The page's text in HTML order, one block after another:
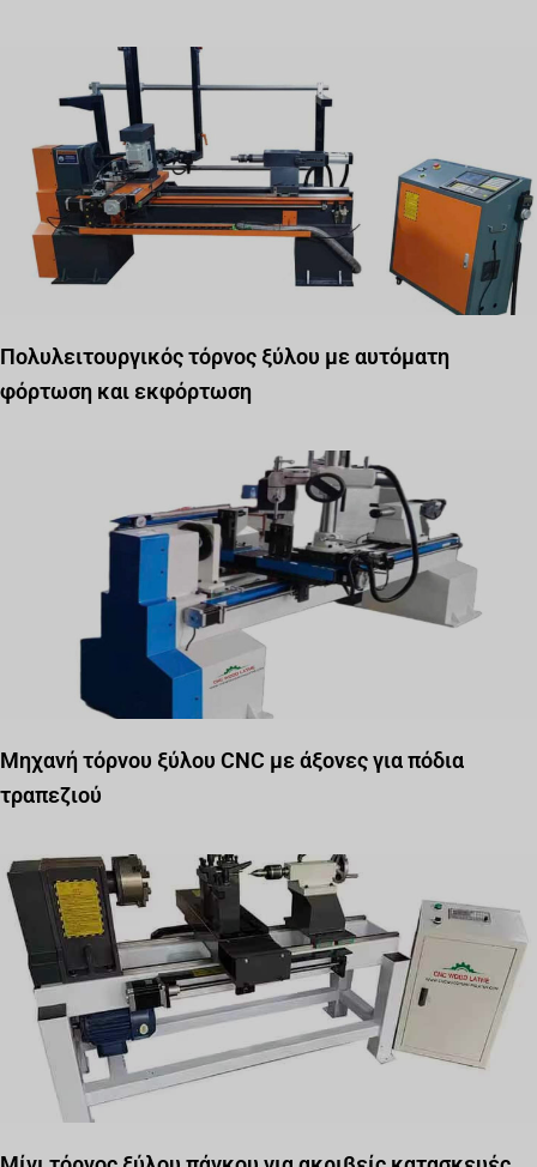
Πολυλειτουργικός τόρνος ξύλου με αυτόματη
φόρτωση και εκφόρτωση
Μηχανή τόρνου ξύλου CNC με άξονες για πόδια
τραπεζιού